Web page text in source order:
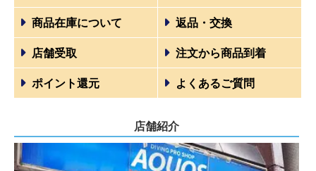
商品在庫について 返品・交換
店舗受取 注文から商品到着
ポイント還元 よくあるご質問
店舗紹介